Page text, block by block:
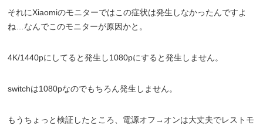
それにXiaomiのモニターではこの症状は発生しなかったんですよ
ね…なんでこのモニターが原因かと。
4K/1440pにしてると発生し1080pにすると発生しません。
switchは1080pなのでもちろん発生しません。
もうちょっと検証したところ、電源オフ→オンは大丈夫でレストモ